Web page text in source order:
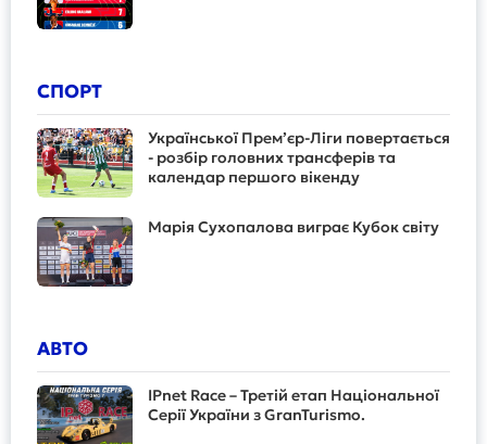
СПОРТ
Української Прем’єр-Ліги повертається
- розбір головних трансферів та
календар першого вікенду
Марія Сухопалова виграє Кубок світу
АВТО
IPnet Race – Третій етап Національної
Серії України з GranTurismo.